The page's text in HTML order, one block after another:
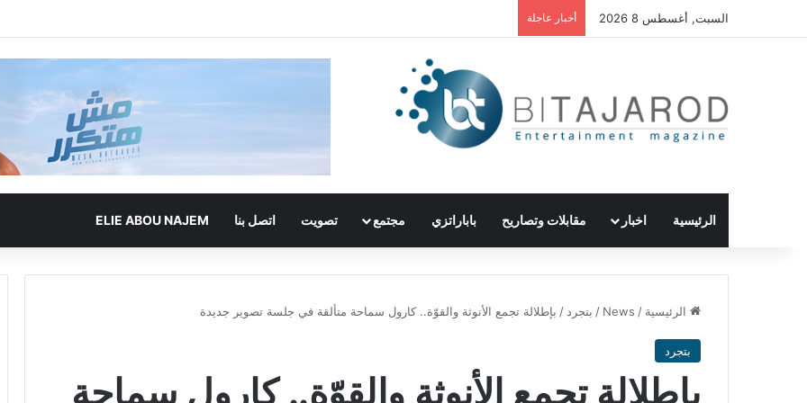
السبت, أغسطس 8 2026 أخبار عاجلة
الرئيسية اخبار مقابلات وتصاريح باباراتزي مجتمع تصويت اتصل بنا ELIE ABOU NAJEM
الرئيسية /
News
/ بتجرد / بإطلالة تجمع الأنوثة والقوّة.. كارول سماحة متألقة في جلسة تصوير جديدة
بتجرد
بإطلالة تجمع الأنوثة والقوّة.. كارول سماحة